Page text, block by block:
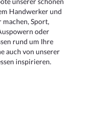
Handwerker und
Sport,
oder
rund um Ihre
auch von unserer
inspirieren.